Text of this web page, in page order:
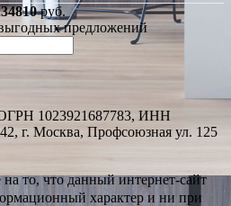
руб.
предложений
1023921687783, ИНН
г. Москва, Профсоюзная ул. 125
то, что данный интернет-сайт
характер и ни при